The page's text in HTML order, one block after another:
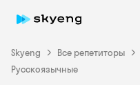
Skyeng Все репетиторы
Русскоязычные